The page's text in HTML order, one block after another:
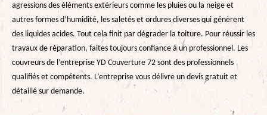
agressions des éléments extérieurs comme les pluies ou la neige et
autres formes d’humidité, les saletés et ordures diverses qui génèrent
des liquides acides. Tout cela finit par dégrader la toiture. Pour réussir les
travaux de réparation, faites toujours confiance à un professionnel. Les
couvreurs de l’entreprise YD Couverture 72 sont des professionnels
qualifiés et compétents. L’entreprise vous délivre un devis gratuit et
détaillé sur demande.